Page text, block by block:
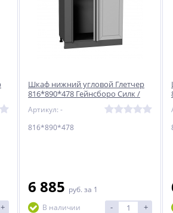
+
Шкаф нижний угловой Глетчер
816*890*478 Гейнсборо Силк /
Артикул: -
816*890*478
6 885 руб. за 1
В наличии
- +